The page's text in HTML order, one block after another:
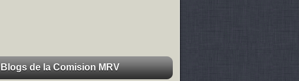
Blogs de la Comision MRV